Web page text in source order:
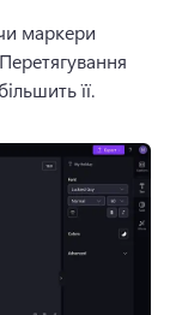
маркери
її.